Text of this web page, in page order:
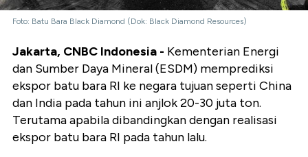
Foto: Batu Bara Black Diamond (Dok: Black Diamond Resources)
Jakarta, CNBC Indonesia - Kementerian Energi
dan Sumber Daya Mineral (ESDM) memprediksi
ekspor batu bara RI ke negara tujuan seperti China
dan India pada tahun ini anjlok 20-30 juta ton.
Terutama apabila dibandingkan dengan realisasi
ekspor batu bara RI pada tahun lalu.